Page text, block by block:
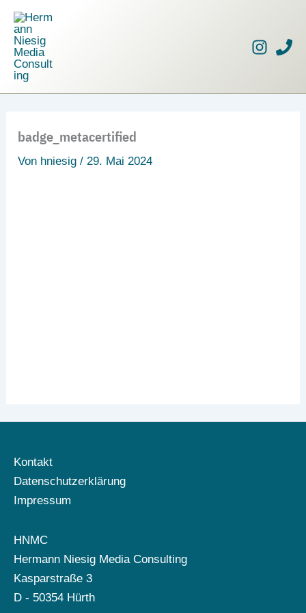
Zum
Inhalt
springen
badge_metacertified
Von hniesig/29. Mai 2024
Kontakt
Datenschutzerklärung
Impressum
HNMC
Hermann Niesig Media Consulting
Kasparstraße 3
D - 50354 Hürth